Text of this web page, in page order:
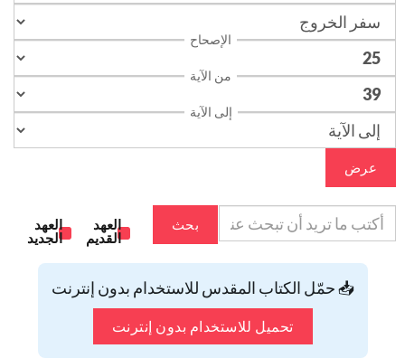
الإصحاح
من الآية
إلى الآية
عرض
بحث
العهد
القديم
العهد
الجديد
📥 حمّل الكتاب المقدس للاستخدام بدون إنترنت
تحميل للاستخدام بدون إنترنت